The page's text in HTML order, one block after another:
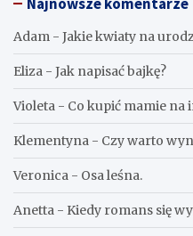
Najnowsze komentarze
Adam - Jakie kwiaty na
Eliza - Jak napisać bajkę?
Violeta - Co kupić mamie na
Klementyna - Czy warto
Veronica - Osa leśna.
Anetta - Kiedy romans się